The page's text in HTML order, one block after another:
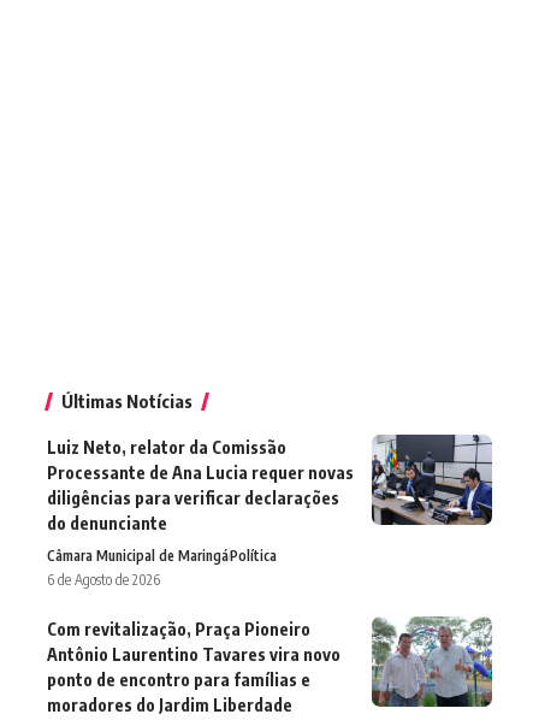
Últimas Notícias
Luiz Neto, relator da Comissão
Processante de Ana Lucia requer novas
diligências para verificar declarações
do denunciante
Câmara Municipal de MaringáPolítica
6 de Agosto de 2026
Com revitalização, Praça Pioneiro
Antônio Laurentino Tavares vira novo
ponto de encontro para famílias e
moradores do Jardim Liberdade